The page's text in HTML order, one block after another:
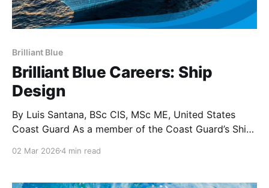
Brilliant Blue
Brilliant Blue Careers: Ship
Design
By Luis Santana, BSc CIS, MSc ME, United States
Coast Guard As a member of the Coast Guard’s Ship
component of our mission to ensure maritime safety,
02 Mar 20264 min read